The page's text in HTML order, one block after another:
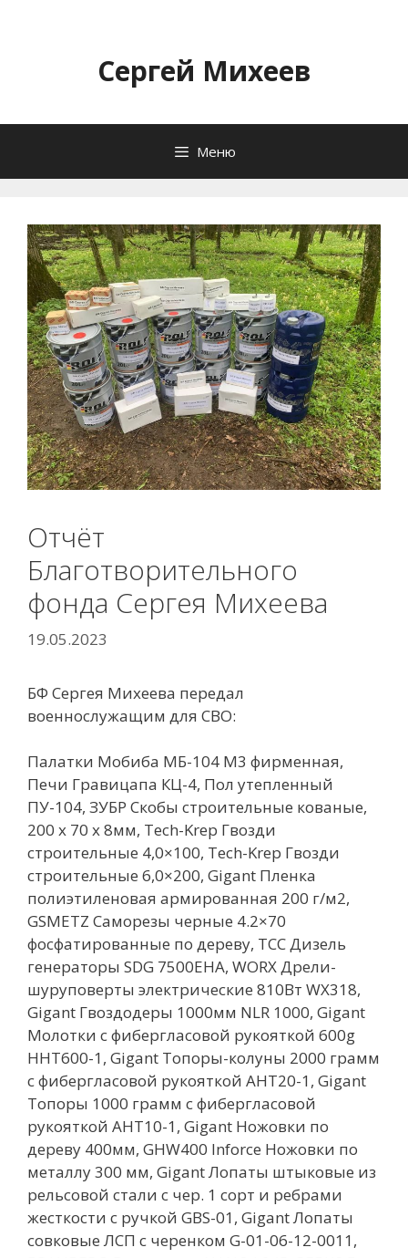
содержимомуСергей Михеев
Меню
Отчёт
Благотворительного
фонда Сергея Михеева
19.05.2023
БФ Сергея Михеева передал
военнослужащим для СВО:
Палатки Мобиба МБ-104 М3 фирменная,
Печи Гравицапа КЦ-4, Пол утепленный
ПУ-104, ЗУБР Скобы строительные кованые,
200 х 70 х 8мм, Tech-Krep Гвозди
строительные 4,0×100, Tech-Krep Гвозди
строительные 6,0×200, Gigant Пленка
полиэтиленовая армированная 200 г/м2,
GSMETZ Саморезы черные 4.2×70
фосфатированные по дереву, ТСС Дизель
генераторы SDG 7500EHA, WORX Дрели-
шуруповерты электрические 810Вт WX318,
Gigant Гвоздодеры 1000мм NLR 1000, Gigant
Молотки с фибергласовой рукояткой 600g
HHT600-1, Gigant Топоры-колуны 2000 грамм
с фибергласовой рукояткой AHT20-1, Gigant
Топоры 1000 грамм с фибергласовой
рукояткой AHT10-1, Gigant Ножовки по
дереву 400мм, GHW400 Inforce Ножовки по
металлу 300 мм, Gigant Лопаты штыковые из
рельсовой стали с чер. 1 сорт и ребрами
жесткости с ручкой GBS-01, Gigant Лопаты
совковые ЛСП с черенком G-01-06-12-0011,